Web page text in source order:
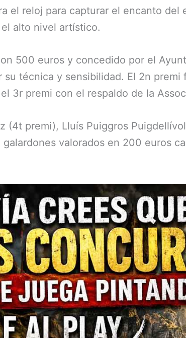
el reloj para capturar el encanto del
alto nivel artístico.
500 euros y concedido por el
técnica y sensibilidad. El 2n
3r premi con el respaldo de la
(4t premi), Lluís Puiggros
valorados en 200 euros